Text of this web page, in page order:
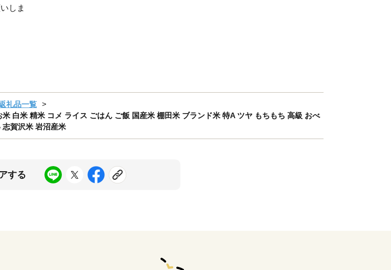
しま
礼品一覧
白米 精米 コメ ライス ごはん ご飯 国産米 棚田米 ブランド米 特A ツヤ もちもち 高級 おべ
志賀沢米 岩沼産米
する